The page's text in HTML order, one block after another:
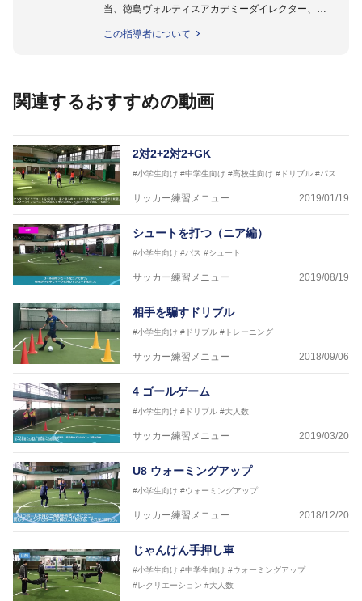
当、徳島ヴォルティスアカデミーダイレクター、
日本サッカー協会公認B級養成講習会インストラクタ
協会公認キッズリーダーチーフインストラクター
【指導歴】
FリーグU23選抜監督、ミャンマー女子フットサル代
表監督
日本サッカー協会フットサルインストラクター、AFC
（アジアサッカー連盟）フットサルインストラクター
【資格】
JFA公認A級コーチジェネラルライセンス・JFA公認フ
ットサルB級コーチライセンス
横山 哲久
【指導歴】
ASV ペスカドーラ町田 監督、FC VIGORE 監督
【資格】
日本サッカー協会公認B級ライセンス・日本サッカー
協会公認フットサルB級ライセンス
※全コーチボンフィンサッカースクール所属
この指導者について
関連するおすすめの動画
2対2+2対2+GK
#小学生向け #中学生向け #高校生向け #ドリブル #パス
サッカー練習メニュー 2019/01/19
シュートを打つ（ニア編）
#小学生向け #パス #シュート
サッカー練習メニュー 2019/08/19
相手を騙すドリブル
#小学生向け #ドリブル #トレーニング
サッカー練習メニュー 2018/09/06
4 ゴールゲーム
#小学生向け #ドリブル #大人数
サッカー練習メニュー 2019/03/20
U8 ウォーミングアップ
#小学生向け #ウォーミングアップ
サッカー練習メニュー 2018/12/20
じゃんけん手押し車
#小学生向け #中学生向け #ウォーミングアップ
#レクリエーション #大人数